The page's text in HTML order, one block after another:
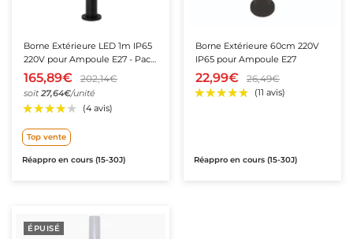
Borne Extérieure LED 1m IP65
220V pour Ampoule E27 - Pack
de 6
165,89€ 202,14€
soit27,64€/unité
Top vente
Réappro en cours (15-30J)
Borne Extérieure 60cm 220V
IP65 pour Ampoule E27
22,99€ 26,49€
Réappro en cours (15-30J)
ÉPUISÉ